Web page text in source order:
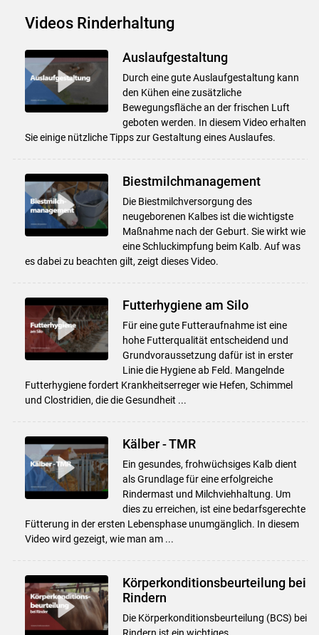
Videos Rinderhaltung
Auslaufgestaltung
Durch eine gute Auslaufgestaltung kann
den Kühen eine zusätzliche
Bewegungsfläche an der frischen Luft
geboten werden. In diesem Video erhalten
Sie einige nützliche Tipps zur Gestaltung eines Auslaufes.
Biestmilchmanagement
Die Biestmilchversorgung des
neugeborenen Kalbes ist die wichtigste
Maßnahme nach der Geburt. Sie wirkt wie
eine Schluckimpfung beim Kalb. Auf was
es dabei zu beachten gilt, zeigt dieses Video.
Futterhygiene am Silo
Für eine gute Futteraufnahme ist eine
hohe Futterqualität entscheidend und
Grundvoraussetzung dafür ist in erster
Linie die Hygiene ab Feld. Mangelnde
Futterhygiene fordert Krankheitserreger wie Hefen, Schimmel
und Clostridien, die die Gesundheit ...
Kälber - TMR
Ein gesundes, frohwüchsiges Kalb dient
als Grundlage für eine erfolgreiche
Rindermast und Milchviehhaltung. Um
dies zu erreichen, ist eine bedarfsgerechte
Fütterung in der ersten Lebensphase unumgänglich. In diesem
Video wird gezeigt, wie man am ...
Körperkonditionsbeurteilung bei
Rindern
Die Körperkonditionsbeurteilung (BCS) bei